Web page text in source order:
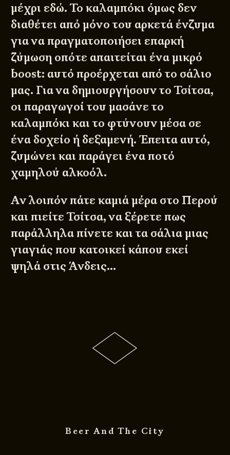
μέχρι εδώ. Το καλαμπόκι όμως δεν
διαθέτει από μόνο του αρκετά ένζυμα
για να πραγματοποιήσει επαρκή
ζύμωση οπότε απαιτείται ένα μικρό
boost: αυτό προέρχεται από το σάλιο
μας. Για να δημιουργήσουν το Τσίτσα,
οι παραγωγοί του μασάνε το
καλαμπόκι και το φτύνουν μέσα σε
ένα δοχείο ή δεξαμενή. Έπειτα αυτό,
ζυμώνει και παράγει ένα ποτό
χαμηλού αλκοόλ.
Αν λοιπόν πάτε καμιά μέρα στο Περού
και πιείτε Τσίτσα, να ξέρετε πως
παράλληλα πίνετε και τα σάλια μιας
γιαγιάς που κατοικεί κάπου εκεί
ψηλά στις Άνδεις…
Beer And The City
© 2011 - 2026
DESIGNED BYDpS